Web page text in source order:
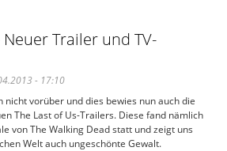
Neuer Trailer und TV-
- 17:10
nicht vorüber und dies bewies nun auch die
The Last of Us-Trailers. Diese fand nämlich
von The Walking Dead statt und zeigt uns
Welt auch ungeschönte Gewalt.